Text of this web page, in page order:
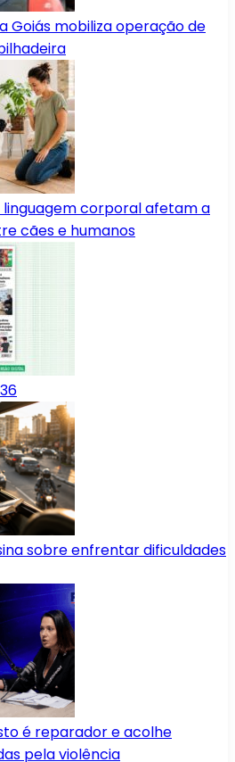
Goiás mobiliza operação de
linguagem corporal afetam a
cães e humanos
sobre enfrentar dificuldades
é reparador e acolhe
pela violência